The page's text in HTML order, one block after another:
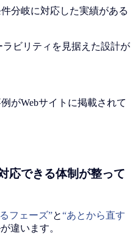
分岐に対応した実績がある
ビリティを見据えた設計が
がWebサイトに掲載されて
応できる体制が整って
フェーズ”と“あとから直す
違います。